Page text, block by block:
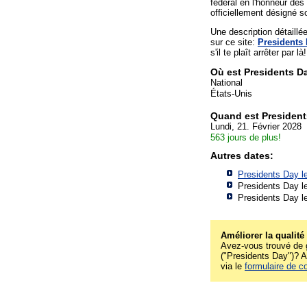
fédéral en l'honneur
officiellement désigné
Une description
sur ce site: Presidents
s'il te plaît arrêter par là!
Où est Presidents
National
États-Unis
Quand est
Lundi, 21. Février 2028
563 jours de plus!
Autres dates:
Presidents Day
Presidents Day
Presidents Day
Améliorer la qualité
Avez-vous trouvé de
("Presidents Day")?
via le formulaire de